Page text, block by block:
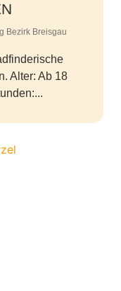
Bezirk Breisgau
Alter: Ab 18